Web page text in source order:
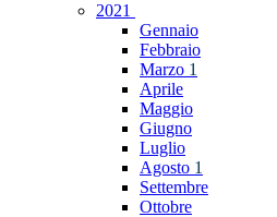
2021
Gennaio
Febbraio
Marzo 1
Aprile
Maggio
Giugno
Luglio
Agosto 1
Settembre
Ottobre